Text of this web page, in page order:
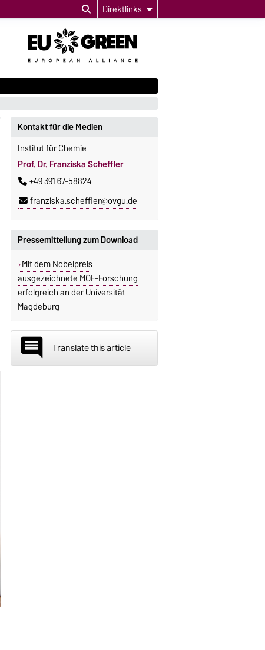
Direktlinks
Kontakt für die Medien
Institut für Chemie
Prof. Dr. Franziska Scheffler
+49 391 67-58824
franziska.scheffler@ovgu.de
Pressemitteilung zum Download
Mit dem Nobelpreis
ausgezeichnete MOF-Forschung
erfolgreich an der Universität
Magdeburg
insert_comment Translate this article